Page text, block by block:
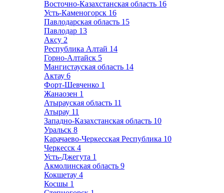
Восточно-Казахстанская область 16
Усть-Каменогорск 16
Павлодарская область 15
Павлодар 13
Аксу 2
Республика Алтай 14
Горно-Алтайск 5
Мангистауская область 14
Актау 6
Форт-Шевченко 1
Жанаозен 1
Атырауская область 11
Атырау 11
Западно-Казахстанская область 10
Уральск 8
Карачаево-Черкесская Республика 10
Черкесск 4
Усть-Джегута 1
Акмолинская область 9
Кокшетау 4
Косшы 1